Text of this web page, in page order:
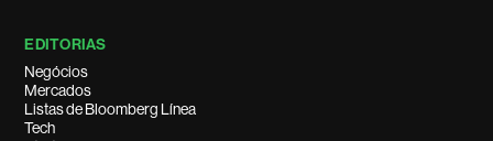
EDITORIAS
Negócios
Mercados
Listas de Bloomberg Línea
Tech